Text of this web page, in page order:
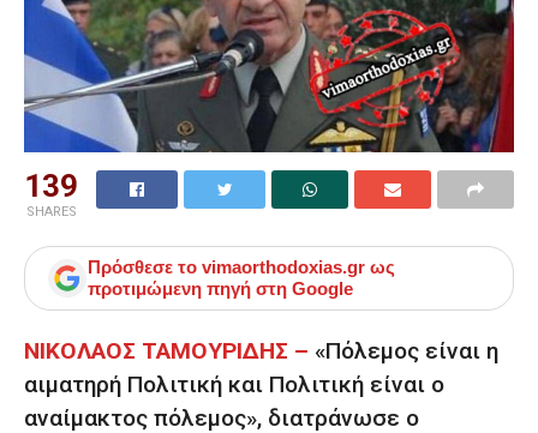
139
SHARES
Πρόσθεσε το vimaorthodoxias.gr ως
προτιμώμενη πηγή στη Google
ΝΙΚΟΛΑΟΣ ΤΑΜΟΥΡΙΔΗΣ – «Πόλεμος είναι η
αιματηρή Πολιτική και Πολιτική είναι ο
αναίμακτος πόλεμος», διατράνωσε ο